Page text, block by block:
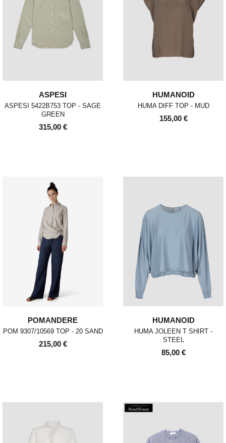
ASPESI
ASPESI 5422B753 TOP - SAGE
GREEN
315,00 €
HUMANOID
HUMA DIFF TOP - MUD
155,00 €
POMANDERE
POM 9307/10569 TOP - 20 SAND
215,00 €
HUMANOID
HUMA JOLEEN T SHIRT -
STEEL
85,00 €